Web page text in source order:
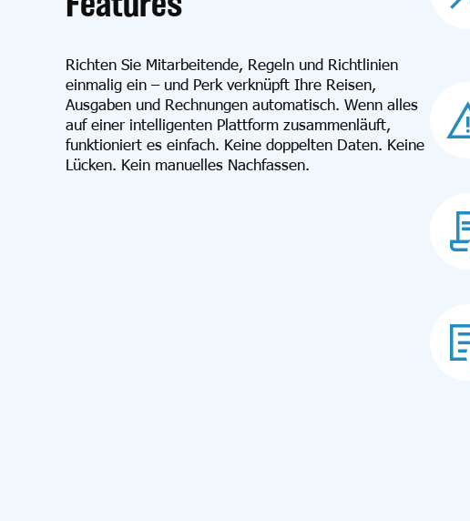
Richten Sie Mitarbeitende, Regeln und Richtlinien
einmalig ein – und Perk verknüpft Ihre Reisen,
Ausgaben und Rechnungen automatisch. Wenn alles
auf einer intelligenten Plattform zusammenläuft,
funktioniert es einfach. Keine doppelten Daten. Keine
Lücken. Kein manuelles Nachfassen.